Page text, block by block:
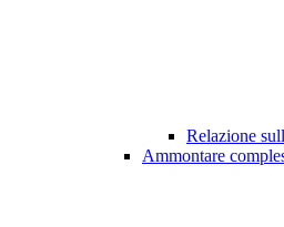
Relazione
Ammontare